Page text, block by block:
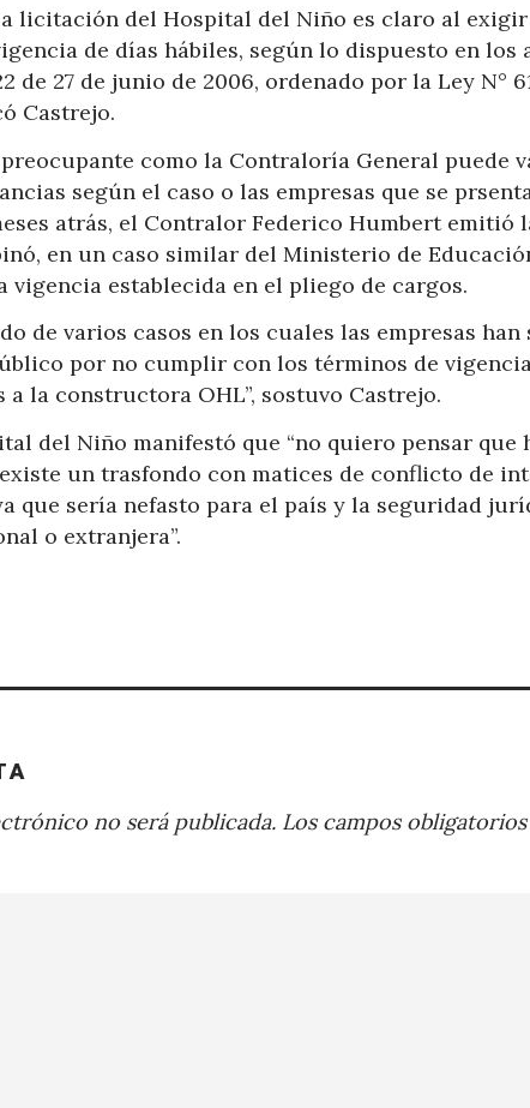
licitación del Hospital del Niño es claro al exigir
de días hábiles, según lo dispuesto en los
de 27 de junio de 2006, ordenado por la Ley N°
Castrejo.
como la Contraloría General puede
según el caso o las empresas que se
atrás, el Contralor Federico Humbert emitió
en un caso similar del Ministerio de
vigencia establecida en el pliego de cargos.
de varios casos en los cuales las empresas
por no cumplir con los términos de
la constructora OHL”, sostuvo Castrejo.
del Niño manifestó que “no quiero pensar que
un trasfondo con matices de conflicto de
que sería nefasto para el país y la seguridad
o extranjera”.
no será publicada. Los campos